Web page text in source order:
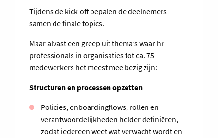
Tijdens de kick-off bepalen de deelnemers
samen de finale topics.
Maar alvast een greep uit thema’s waar hr-
professionals in organisaties tot ca. 75
medewerkers het meest mee bezig zijn:
Structuren en processen opzetten
Policies, onboardingflows, rollen en
verantwoordelijkheden helder definiëren,
zodat iedereen weet wat verwacht wordt en